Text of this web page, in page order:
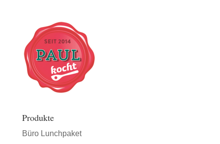
Produkte
Büro Lunchpaket